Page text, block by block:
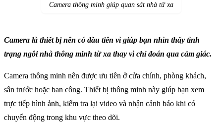
Camera thông minh giúp quan sát nhà từ xa
Camera là thiết bị nên có đầu tiên vì giúp bạn nhìn thấy tình
trạng ngôi nhà thông minh từ xa thay vì chỉ đoán qua cảm giác.
Camera thông minh nên được ưu tiên ở cửa chính, phòng khách,
sân trước hoặc ban công. Thiết bị thông minh này giúp bạn xem
trực tiếp hình ảnh, kiểm tra lại video và nhận cảnh báo khi có
chuyển động trong khu vực theo dõi.